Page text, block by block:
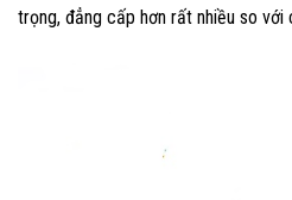
trọng, đẳng cấp hơn rất nhiều so với